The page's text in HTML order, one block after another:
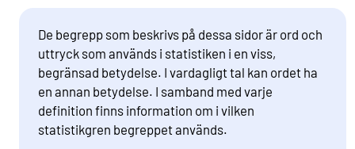
De begrepp som beskrivs på dessa sidor är ord och
uttryck som används i statistiken i en viss,
begränsad betydelse. I vardagligt tal kan ordet ha
en annan betydelse. I samband med varje
definition finns information om i vilken
statistikgren begreppet används.